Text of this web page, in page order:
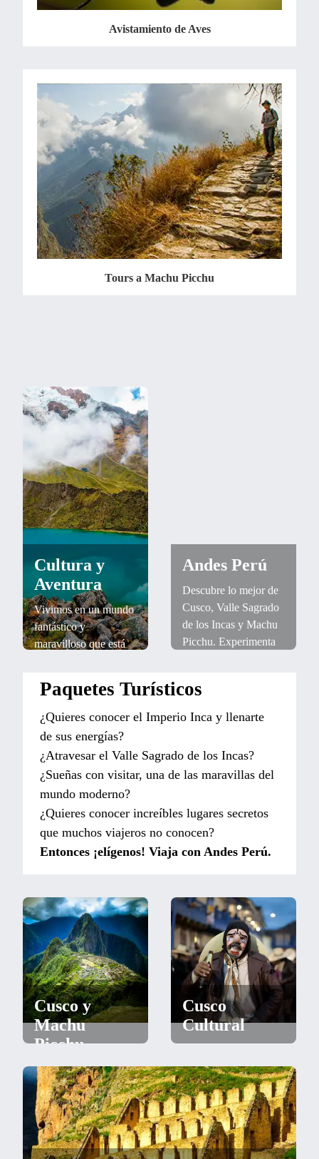
Avistamiento de Aves
Tours a Machu Picchu
Cultura y
Aventura
Vivimos en un mundo
fantástico y
maravilloso que está
Conoce el valor de los
Incas y de la
Naturaleza.
Paquetes Turísticos
¿Quieres conocer el Imperio Inca y llenarte
de sus energías?
¿Atravesar el Valle Sagrado de los Incas?
¿Sueñas con visitar, una de las maravillas del
mundo moderno?
¿Quieres conocer increíbles lugares secretos
que muchos viajeros no conocen?
Entonces ¡elígenos! Viaja con Andes Perú.
Andes Perú
Descubre lo mejor de
Cusco, Valle Sagrado
de los Incas y Machu
Picchu. Experimenta
Costumbres,
tradiciones y
naturaleza Viva.
Cusco y
Machu
Picchu
No te conformes con
el típico destino
"imperdible"
Cusco
Cultural
a Cusco y Machu
Picchu, sea
inolvidable